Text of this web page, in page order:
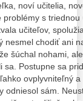
noví učitelia,
s
učiteľov,
chodiť ani
šúchal nohami,
Postupne sa
ovplyvniteľný
odniesol sám.